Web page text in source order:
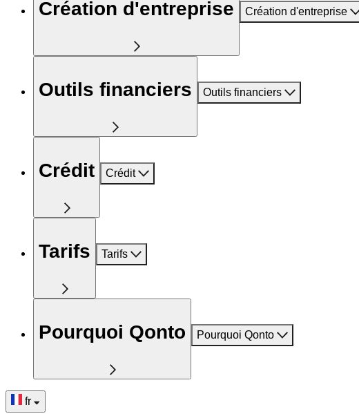
Création d'entreprise Création d'entreprise
Outils financiers Outils financiers
Crédit Crédit
Tarifs Tarifs
Pourquoi Qonto Pourquoi Qonto
fr